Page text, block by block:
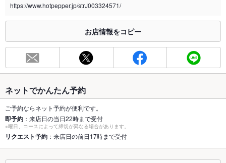
※2020年4月1日～受動喫煙対策に関する法律が施行されています。正しい情報はお店へお問い
合わせください。
総席数 53席(個室テーブル、カウンター、ソファー席がございます。)
最大宴会収
53人(お気軽に店舗へご相談ください。)
個室 あり ：個室あり（3名様～）
https://www.hotpepper.jp/strJ003324571/
お店情報をコピー
ネットでかんたん予約
ご予約ならネット予約が便利です。
即予約 ：来店日の当日22時まで受付
※曜日、コースによって締切が異なる場合があります。
リクエスト予約 ：来店日の前日17時まで受付